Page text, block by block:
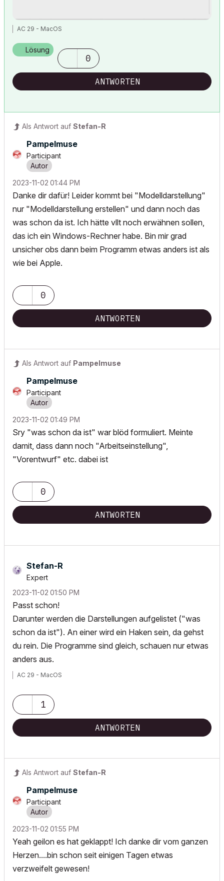
AC 29 - MacOS
Lösung
0
ANTWORTEN
Als Antwort auf Stefan-R
Pampelmuse
Participant
‎2023-11-02 01:44 PM
Danke dir dafür! Leider kommt bei "Modelldarstellung"
nur "Modelldarstellung erstellen" und dann noch das
was schon da ist. Ich hätte vllt noch erwähnen sollen,
das ich ein Windows-Rechner habe. Bin mir grad
unsicher obs dann beim Programm etwas anders ist als
wie bei Apple.
0
ANTWORTEN
Als Antwort auf Pampelmuse
Pampelmuse
Participant
‎2023-11-02 01:49 PM
Sry "was schon da ist" war blöd formuliert. Meinte
damit, dass dann noch "Arbeitseinstellung",
"Vorentwurf" etc. dabei ist
0
ANTWORTEN
Stefan-R
Expert
‎2023-11-02 01:50 PM
Passt schon!
Darunter werden die Darstellungen aufgelistet ("was
schon da ist"). An einer wird ein Haken sein, da gehst
du rein. Die Programme sind gleich, schauen nur etwas
anders aus.
AC 29 - MacOS
1
ANTWORTEN
Als Antwort auf Stefan-R
Pampelmuse
Participant
‎2023-11-02 01:55 PM
Yeah geilon es hat geklappt! Ich danke dir vom ganzen
Herzen....bin schon seit einigen Tagen etwas
verzweifelt gewesen!